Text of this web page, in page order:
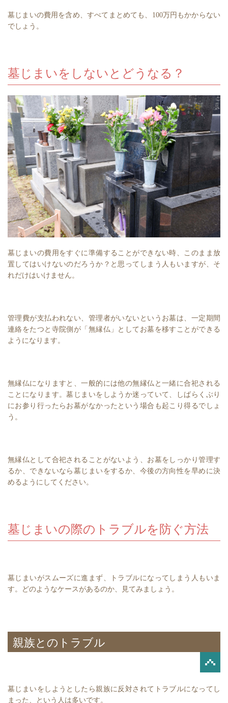
墓じまいの費用を含め、すべてまとめても、100万円もかからない
でしょう。
墓じまいをしないとどうなる？
墓じまいの費用をすぐに準備することができない時、このまま放
置してはいけないのだろうか？と思ってしまう人もいますが、そ
れだけはいけません。
管理費が支払われない、管理者がいないというお墓は、一定期間
連絡をたつと寺院側が「無縁仏」としてお墓を移すことができる
ようになります。
無縁仏になりますと、一般的には他の無縁仏と一緒に合祀される
ことになります。墓じまいをしようか迷っていて、しばらくぶり
にお参り行ったらお墓がなかったという場合も起こり得るでしょ
う。
無縁仏として合祀されることがないよう、お墓をしっかり管理す
るか、できないなら墓じまいをするか、今後の方向性を早めに決
めるようにしてください。
墓じまいの際のトラブルを防ぐ方法
墓じまいがスムーズに進まず、トラブルになってしまう人もいま
す。どのようなケースがあるのか、見てみましょう。
親族とのトラブル
墓じまいをしようとしたら親族に反対されてトラブルになってし
まった、という人は多いです。